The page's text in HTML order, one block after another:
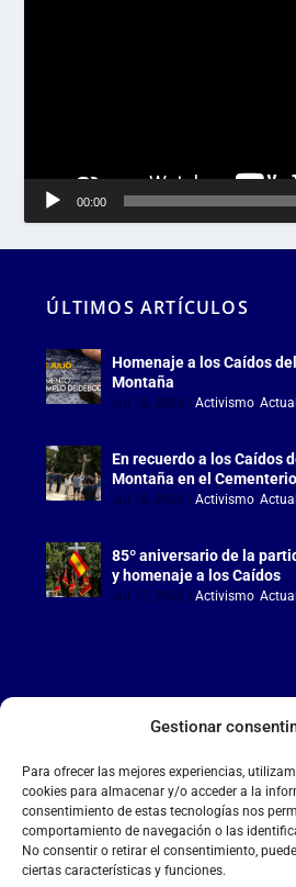
Gestionar
Para ofrecer las mejores experiencias,
cookies para almacenar y/o acceder a la
consentimiento de estas tecnologías nos
comportamiento de navegación o las
No consentir o retirar el consentimiento,
ciertas características y funciones.
00:00
ÚLTIMOS ARTÍCULOS
Homenaje a los Caídos
Montaña
Jul 18, 2026 |Activismo,
En recuerdo a los Caídos
Montaña en el
Jul 18, 2026 |Activismo,
85º aniversario de la
y homenaje a los Caídos
Jul 15, 2026 |Activismo,
LA FALANGE
Reproductor
de
vídeo